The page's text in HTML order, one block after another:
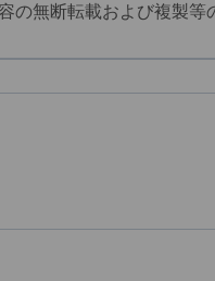
の無断転載および複製等